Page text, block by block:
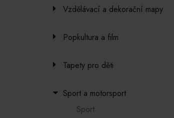
Vzdělávací a dekorační mapy
Popkultura a film
Tapety pro děti
Sport a motorsport
Sport